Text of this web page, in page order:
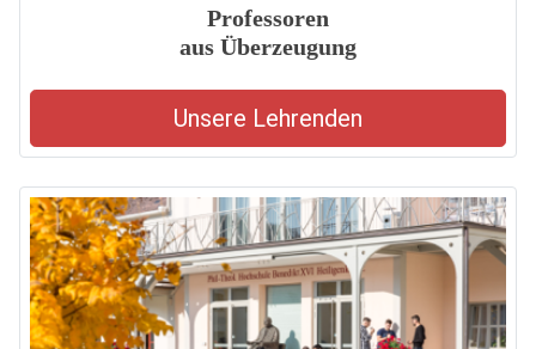
Professoren
aus Überzeugung
Unsere Lehrenden